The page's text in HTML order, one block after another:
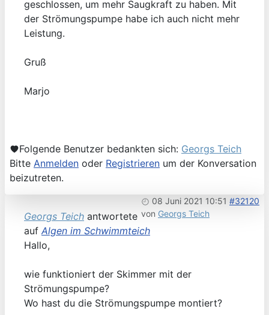
geschlossen, um mehr Saugkraft zu haben. Mit
der Strömungspumpe habe ich auch nicht mehr
Leistung.
Gruß
Marjo
Folgende Benutzer bedankten sich: Georgs Teich
Bitte Anmelden oder Registrieren um der Konversation
beizutreten.
08 Juni 2021 10:51 #32120
von Georgs Teich
Georgs Teich antwortete
auf Algen im Schwimmteich
Hallo,
wie funktioniert der Skimmer mit der
Strömungspumpe?
Wo hast du die Strömungspumpe montiert?